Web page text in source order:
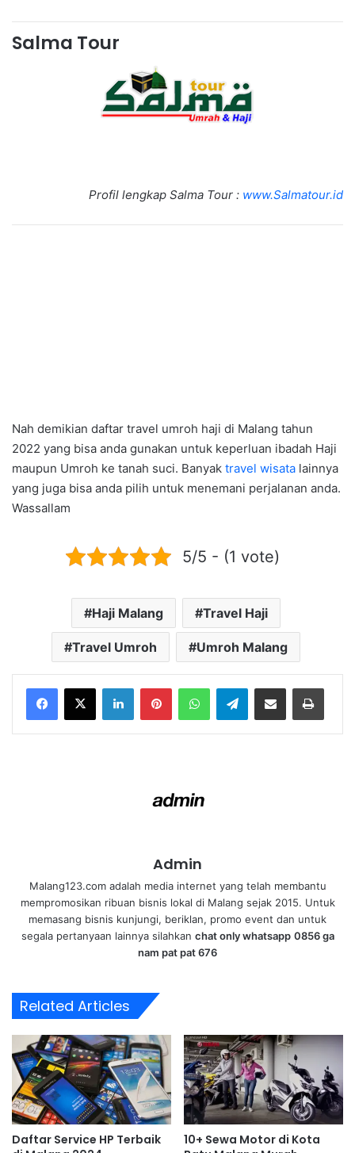
Salma Tour
Profil lengkap Salma Tour : www.Salmatour.id
Nah demikian daftar travel umroh haji di Malang tahun
2022 yang bisa anda gunakan untuk keperluan ibadah Haji
maupun Umroh ke tanah suci. Banyak travel wisata lainnya
yang juga bisa anda pilih untuk menemani perjalanan anda.
Wassallam
5/5 - (1 vote)
Haji Malang Travel Haji
Travel Umroh Umroh Malang
Telegram
Admin
Malang123.com adalah media internet yang telah membantu
mempromosikan ribuan bisnis lokal di Malang sejak 2015. Untuk
memasang bisnis kunjungi, beriklan, promo event dan untuk
segala pertanyaan lainnya silahkan chat only whatsapp 0856 ga
nam pat pat 676
Related Articles
Daftar Service HP Terbaik
10+ Sewa Motor di Kota